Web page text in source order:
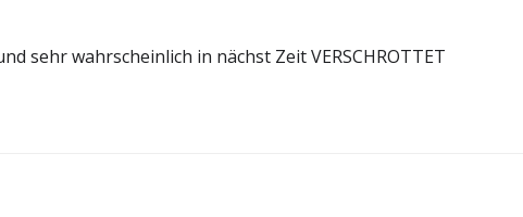
sehr wahrscheinlich in nächst Zeit VERSCHROTTET